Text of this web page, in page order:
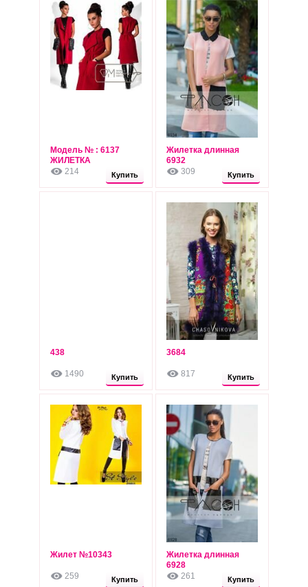
520
Опт: 480 грн
Модель № : 6137
ЖИЛЕТКА
214
Купить
515
Опт: 475 грн
Жилетка длинная
6932
309
Купить
Опт: 450 грн
438
1490 Купить Опт: 450 грн
3684
817 Купить
Опт: 450 грн
Жилет №10343
259 Купить
485
Опт: 445 грн
Жилетка длинная
6928
261
Купить